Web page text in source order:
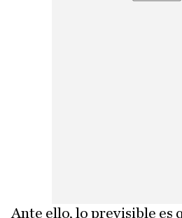
Ante ello, lo previsible es